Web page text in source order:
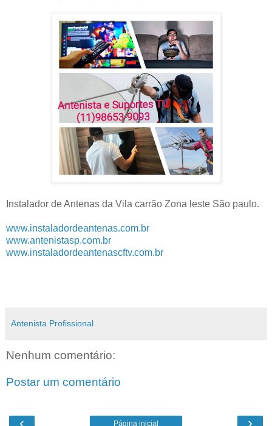
Instalador de Antenas da Vila carrão Zona leste São paulo.
www.instaladordeantenas.com.br
www.antenistasp.com.br
www.instaladordeantenascftv.com.br
Antenista Profissional
Nenhum comentário:
Postar um comentário
‹ ›
Página inicial